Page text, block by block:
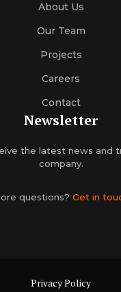
About Us
Our Team
Projects
Careers
Contact
Newsletter
the latest news and
company.
questions? Get in
Privacy Policy